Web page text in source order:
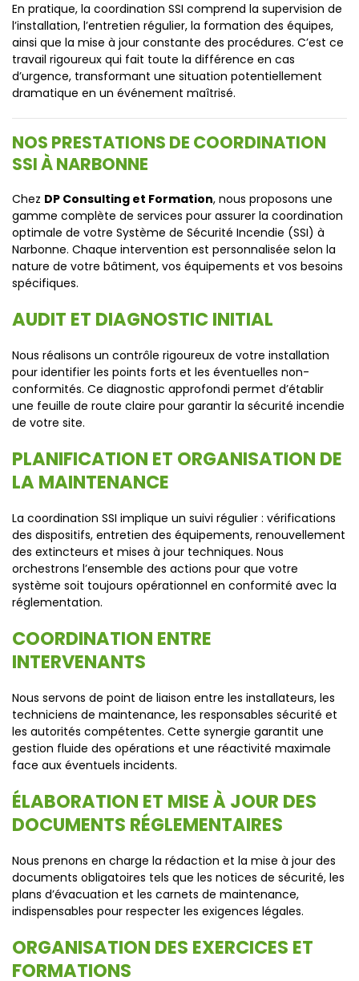
En pratique, la coordination SSI comprend la supervision de
l’installation, l’entretien régulier, la formation des équipes,
ainsi que la mise à jour constante des procédures. C’est ce
travail rigoureux qui fait toute la différence en cas
d’urgence, transformant une situation potentiellement
dramatique en un événement maîtrisé.
NOS PRESTATIONS DE COORDINATION
SSI À NARBONNE
Chez DP Consulting et Formation, nous proposons une
gamme complète de services pour assurer la coordination
optimale de votre Système de Sécurité Incendie (SSI) à
Narbonne. Chaque intervention est personnalisée selon la
nature de votre bâtiment, vos équipements et vos besoins
spécifiques.
AUDIT ET DIAGNOSTIC INITIAL
Nous réalisons un contrôle rigoureux de votre installation
pour identifier les points forts et les éventuelles non-
conformités. Ce diagnostic approfondi permet d’établir
une feuille de route claire pour garantir la sécurité incendie
de votre site.
PLANIFICATION ET ORGANISATION DE
LA MAINTENANCE
La coordination SSI implique un suivi régulier : vérifications
des dispositifs, entretien des équipements, renouvellement
des extincteurs et mises à jour techniques. Nous
orchestrons l’ensemble des actions pour que votre
système soit toujours opérationnel en conformité avec la
réglementation.
COORDINATION ENTRE
INTERVENANTS
Nous servons de point de liaison entre les installateurs, les
techniciens de maintenance, les responsables sécurité et
les autorités compétentes. Cette synergie garantit une
gestion fluide des opérations et une réactivité maximale
face aux éventuels incidents.
ÉLABORATION ET MISE À JOUR DES
DOCUMENTS RÉGLEMENTAIRES
Nous prenons en charge la rédaction et la mise à jour des
documents obligatoires tels que les notices de sécurité, les
plans d’évacuation et les carnets de maintenance,
indispensables pour respecter les exigences légales.
ORGANISATION DES EXERCICES ET
FORMATIONS